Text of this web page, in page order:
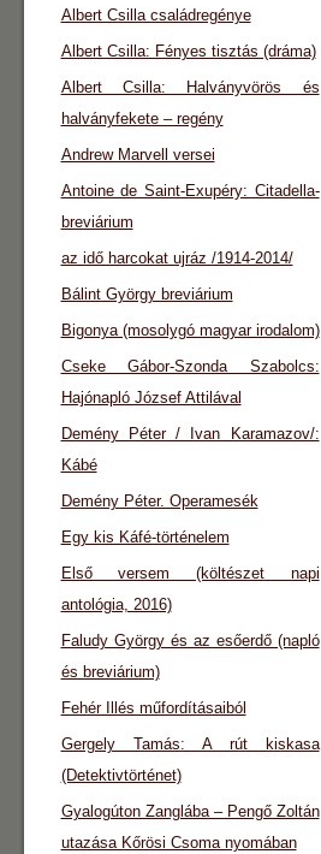
Albert Csilla családregénye
Albert Csilla: Fényes tisztás (dráma)
Albert Csilla: Halványvörös és
halványfekete – regény
Andrew Marvell versei
Antoine de Saint-Exupéry: Citadella-
breviárium
az idő harcokat ujráz /1914-2014/
Bálint György breviárium
Bigonya (mosolygó magyar irodalom)
Cseke Gábor-Szonda Szabolcs:
Hajónapló József Attilával
Demény Péter / Ivan Karamazov/:
Kábé
Demény Péter. Operamesék
Egy kis Káfé-történelem
Első versem (költészet napi
antológia, 2016)
Faludy György és az esőerdő (napló
és breviárium)
Fehér Illés műfordításaiból
Gergely Tamás: A rút kiskasa
(Detektivtörténet)
Gyalogúton Zanglába – Pengő Zoltán
utazása Kőrösi Csoma nyomában